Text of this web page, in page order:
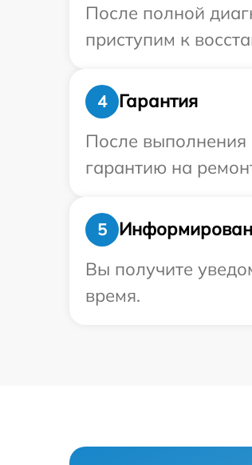
После полной
приступим к
4
Гарантия
После
гарантию на
5
Вы получите
время.